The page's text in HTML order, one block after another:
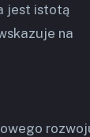
jest istotą
na